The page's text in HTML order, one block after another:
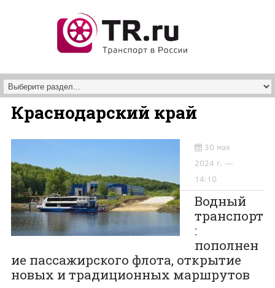
Краснодарский край
30 мая
2024 г. —
14:10
Водный
транспорт
:
пополнен
ие пассажирского флота, открытие
новых и традиционных маршрутов